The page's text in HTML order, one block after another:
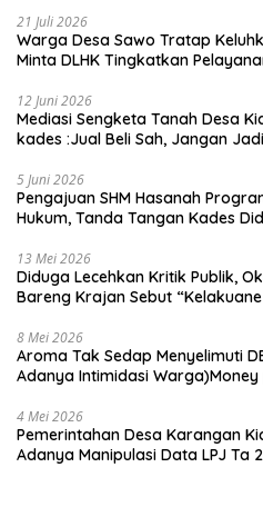
21 Juli 2026
Warga Desa Sawo Tratap
Minta DLHK Tingkatkan
12 Juni 2026
Mediasi Sengketa Tanah Desa
kades :Jual Beli Sah, Jangan
5 Juni 2026
Pengajuan SHM Hasanah
Hukum, Tanda Tangan Kades
13 Mei 2026
Diduga Lecehkan Kritik Publik,
Bareng Krajan Sebut
8 Mei 2026
Aroma Tak Sedap Menyelimuti
Adanya Intimidasi Warga)Money
4 Mei 2026
Pemerintahan Desa Karangan
Adanya Manipulasi Data LPJ Ta